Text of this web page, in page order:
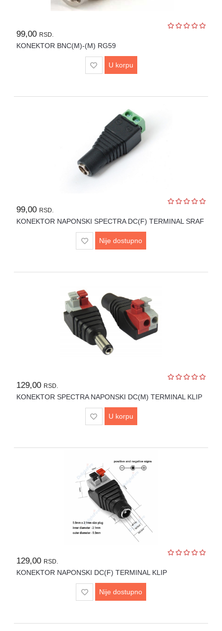
99,00 RSD.
KONEKTOR BNC(M)-(M) RG59
U korpu
99,00 RSD.
KONEKTOR NAPONSKI SPECTRA DC(F) TERMINAL SRAF
Nije dostupno
129,00 RSD.
KONEKTOR SPECTRA NAPONSKI DC(M) TERMINAL KLIP
U korpu
129,00 RSD.
KONEKTOR NAPONSKI DC(F) TERMINAL KLIP
Nije dostupno